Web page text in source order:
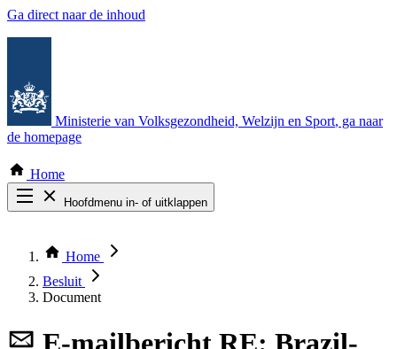
Ga direct naar de inhoud
Ministerie van Volksgezondheid, Welzijn en Sport, ga naar
de homepage
Home
Hoofdmenu in- of uitklappen
Thema COVID-19
Bekijk per bestuursorgaan
Home
Besluit
Document